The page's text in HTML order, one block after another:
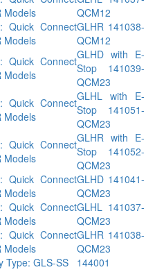
Models
QCM12
Quick Connect
Models
GLHR 141038-
QCM12
Quick Connect
Models
GLHD with E-
Stop 141039-
QCM23
Quick Connect
Models
GLHL with E-
Stop 141051-
QCM23
Quick Connect
Models
GLHR with E-
Stop 141052-
QCM23
Quick Connect
Models
GLHD 141041-
QCM23
Quick Connect
Models
GLHL 141037-
QCM23
Quick Connect
Models
GLHR 141038-
QCM23
Type: GLS-SS
144001